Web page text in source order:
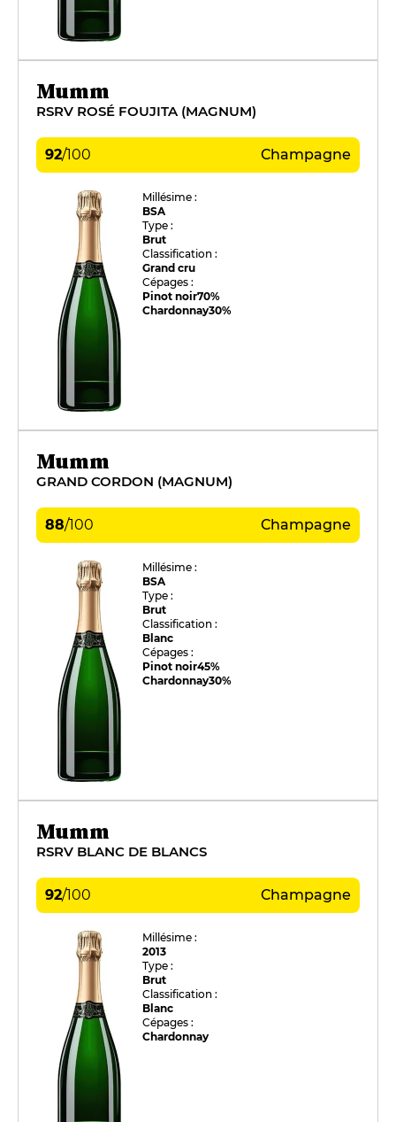
Mumm
RSRV ROSÉ FOUJITA (MAGNUM)
92/100 Champagne
Millésime :
BSA
Type :
Brut
Classification :
Grand cru
Cépages :
Pinot noir70%
Chardonnay30%
Mumm
GRAND CORDON (MAGNUM)
88/100 Champagne
Millésime :
BSA
Type :
Brut
Classification :
Blanc
Cépages :
Pinot noir45%
Chardonnay30%
Mumm
RSRV BLANC DE BLANCS
92/100 Champagne
Millésime :
2013
Type :
Brut
Classification :
Blanc
Cépages :
Chardonnay